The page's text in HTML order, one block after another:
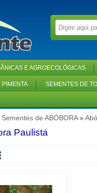
E AGROECOLÓGICAS
PIMENTA SEMENTES DE
Sementes de ABÓBORA»
Paulista